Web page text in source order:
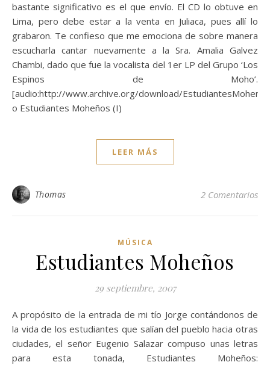
bastante significativo es el que envío. El CD lo obtuve en
Lima, pero debe estar a la venta en Juliaca, pues allí lo
grabaron. Te confieso que me emociona de sobre manera
escucharla cantar nuevamente a la Sra. Amalia Galvez
Chambi, dado que fue la vocalista del 1er LP del Grupo ‘Los
Espinos de Moho’.
[audio:http://www.archive.org/download/
o Estudiantes Moheños (I)
LEER MÁS
Thomas 2 Comentarios
MÚSICA
Estudiantes Moheños
29 septiembre, 2007
A propósito de la entrada de mi tío Jorge contándonos de
la vida de los estudiantes que salían del pueblo hacia otras
ciudades, el señor Eugenio Salazar compuso unas letras
para esta tonada, Estudiantes Moheños: